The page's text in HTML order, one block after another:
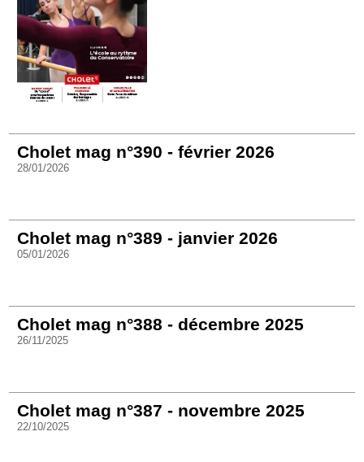
Cholet mag n°390 - février 2026
28/01/2026
Cholet mag n°389 - janvier 2026
05/01/2026
Cholet mag n°388 - décembre 2025
26/11/2025
Cholet mag n°387 - novembre 2025
22/10/2025